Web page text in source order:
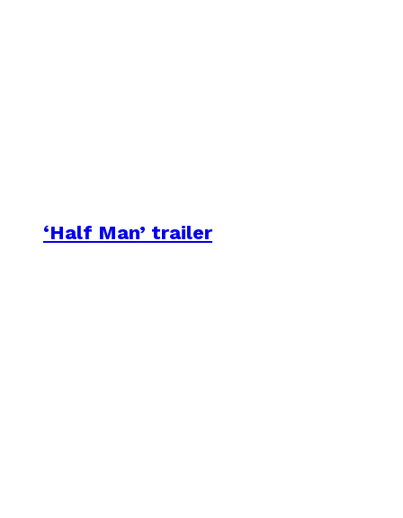
‘Half Man’ trailer